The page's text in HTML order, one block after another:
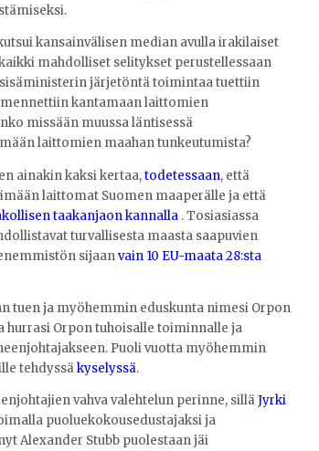
kansainvälisen median avulla irakilaiset
mahdolliset selitykset perustellessaan
järjetöntä toimintaa tuettiin
kantamaan laittomien
missään muussa läntisessä
laittomien maahan tunkeutumista?
ainakin kaksi kertaa,todetessaan, että
laittomat Suomen maaperälle ja että
taakanjaon kannalla . Tosiasiassa
turvallisesta maasta saapuvien
sijaanvain 10 EU-maata 28:sta
tuen ja myöhemmin eduskunta nimesi Orpon
hurrasi Orpon tuhoisalle toiminnalle ja
Puoli vuotta myöhemmin
tehdyssäkyselyssä.
vahva valehtelun perinne, silläJyrki
puoluekokousedustajaksi ja
Alexander Stubb puolestaan jäi